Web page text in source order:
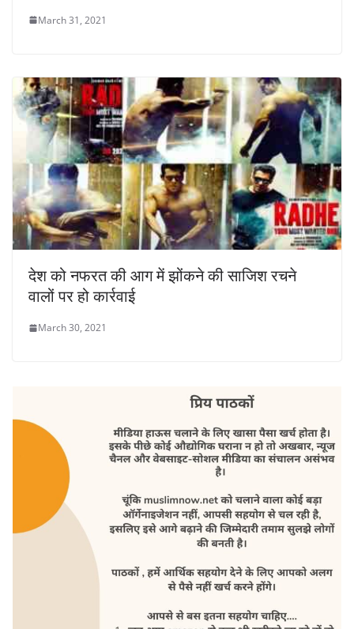
March 31, 2021
देश को नफरत की आग में झोंकने की साजिश रचने
वालों पर हो कार्रवाई
March 30, 2021